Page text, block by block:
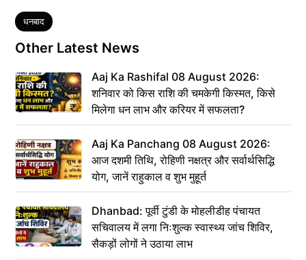
Tags
धनबाद
Other Latest News
Aaj Ka Rashifal 08 August 2026:
शनिवार को किस राशि की चमकेगी किस्मत, किसे
मिलेगा धन लाभ और करियर में सफलता?
Aaj Ka Panchang 08 August 2026:
आज दशमी तिथि, रोहिणी नक्षत्र और सर्वार्थसिद्धि
योग, जानें राहुकाल व शुभ मुहूर्त
Dhanbad: पूर्वी टुंडी के मोहलीडीह पंचायत
सचिवालय में लगा निःशुल्क स्वास्थ्य जांच शिविर,
सैकड़ों लोगों ने उठाया लाभ